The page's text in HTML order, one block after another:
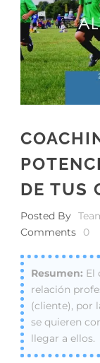
DE TUS
Posted By
Comments
0
El
relación
(cliente), por
se quieren
llegar a ellos.